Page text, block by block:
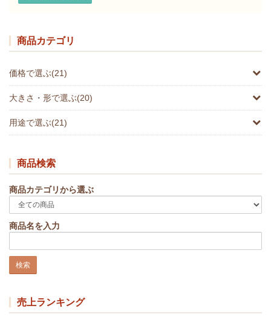
商品カテゴリ
価格で選ぶ(21)
大きさ・形で選ぶ(20)
用途で選ぶ(21)
商品検索
商品カテゴリから選ぶ
商品名を入力
売上ランキング